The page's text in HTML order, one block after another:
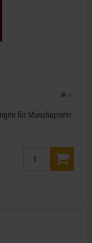
für Münzkapseln